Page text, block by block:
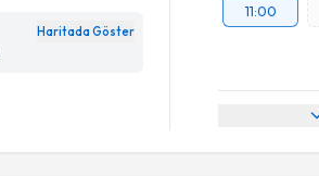
Haritada Göster
11:00